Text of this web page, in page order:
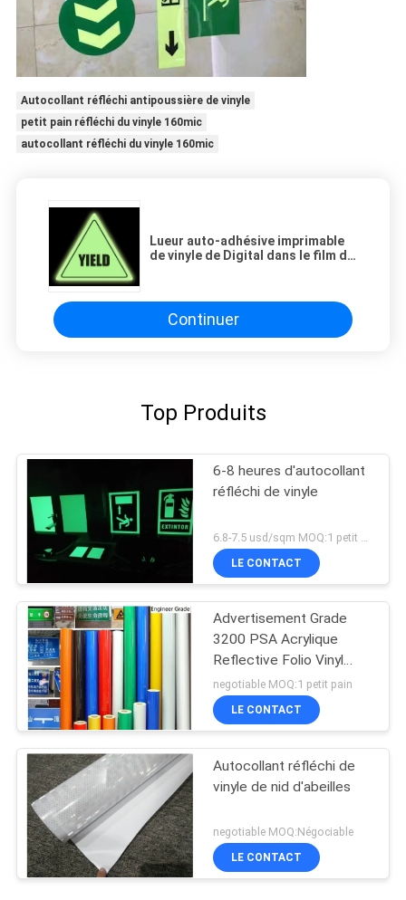
Autocollant réfléchi antipoussière de vinyle
petit pain réfléchi du vinyle 160mic
autocollant réfléchi du vinyle 160mic
Lueur auto-adhésive imprimable
de vinyle de Digital dans le film de
d'extincteur
Continuer
Top Produits
6-8 heures d'autocollant
réfléchi de vinyle
LE CONTACT
Advertisement Grade
3200 PSA Acrylique
Reflective Folio Vinyl
Autocollant
negotiable MOQ:1 petit pain
LE CONTACT
Autocollant réfléchi de
vinyle de nid d'abeilles
negotiable MOQ:Négociable
LE CONTACT